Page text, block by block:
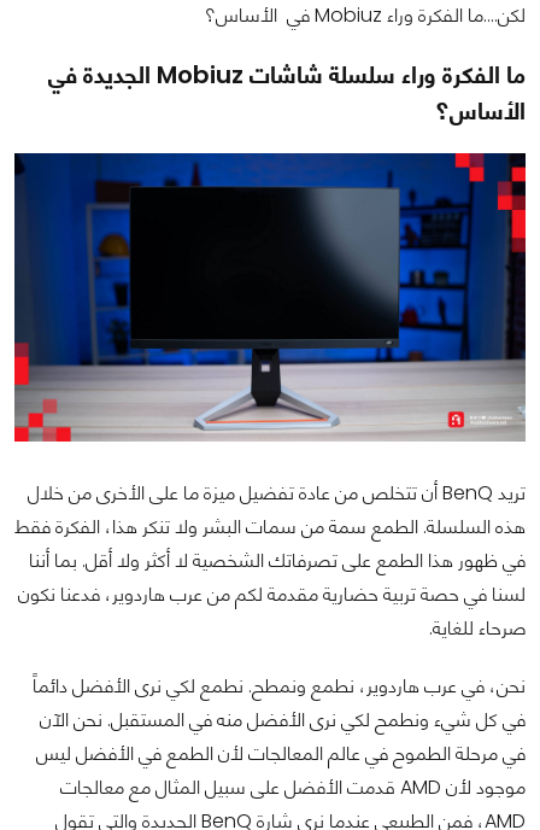
لكن….ما الفكرة وراء Mobiuz في الأساس؟
ما الفكرة وراء سلسلة شاشات Mobiuz الجديدة في
الأساس؟
تريد BenQ أن تتخلص من عادة تفضيل ميزة ما على الأخرى من خلال
هذه السلسلة. الطمع سمة من سمات البشر ولا تنكر هذا، الفكرة فقط
في ظهور هذا الطمع على تصرفاتك الشخصية لا أكثر ولا أقل. بما أننا
لسنا في حصة تربية حضارية مقدمة لكم من عرب هاردوير، فدعنا نكون
صرحاء للغاية.
نحن، في عرب هاردوير، نطمع ونمطح. نطمع لكي نرى الأفضل دائماً
في كل شيء ونطمح لكي نرى الأفضل منه في المستقبل. نحن الآن
في مرحلة الطموح في عالم المعالجات لأن الطمع في الأفضل ليس
موجود لأن AMD قدمت الأفضل على سبيل المثال مع معالجات
AMD، فمن الطبيعي عندما نرى شارة BenQ الجديدة والتي تقول